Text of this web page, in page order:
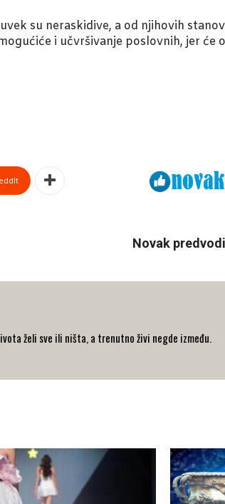
su neraskidive, a od njihovih
i učvršivanje poslovnih, jer će
Novak
želi sve ili ništa, a trenutno živi negde između.